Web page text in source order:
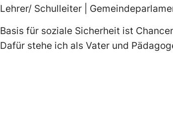
Lehrer/ Schulleiter |
Basis für soziale Sicherheit ist
Dafür stehe ich als Vater und